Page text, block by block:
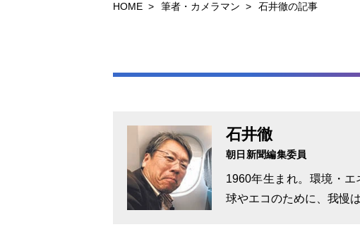
HOME 筆者・カメラマン 石井徹の記事
石井徹
朝日新聞編集委員
1960年生まれ。環境・
球やエコのために、我慢